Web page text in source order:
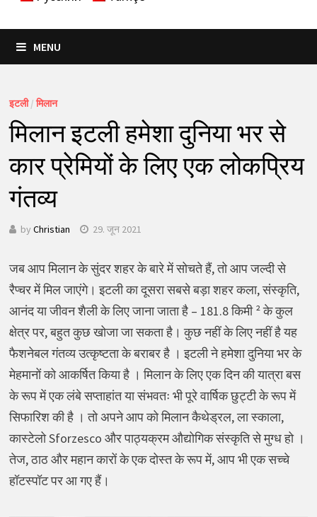
MENU
इटली/मिलान
मिलान इटली हमेशा दुनिया भर से
कार प्रेमियों के लिए एक लोकप्रिय
गंतव्य
by Christian 29. जून 2021
जब आप मिलान के सुंदर शहर के बारे में सोचते हैं, तो आप जल्दी से
रैप्चर में मिल जाएंगे। इटली का दूसरा सबसे बड़ा शहर कला, संस्कृति,
आनंद या जीवन शैली के लिए जाना जाता है – 181.8 किमी ² के कुल
क्षेत्र पर, बहुत कुछ खोजा जा सकता है। कुछ नहीं के लिए नहीं है यह
फैशनेबल गंतव्य उत्कृष्टता के बराबर है । इटली ने हमेशा दुनिया भर के
मेहमानों को आकर्षित किया है । मिलान के लिए एक दिन की यात्रा बस
के रूप में एक लंबे सप्ताहांत या संभवतः भी पूरे वार्षिक छुट्टी के रूप में
सिफारिश की है । तो अपने आप को मिलान कैथेड्रल, ला स्काला,
कास्टेलो Sforzesco और पाठ्यक्रम औद्योगिक संस्कृति से मुग्ध हो ।
तेज, ठाठ और महान कारों के एक दोस्त के रूप में, आप भी एक सच्चे
हॉटस्पॉट पर आ गए हैं।